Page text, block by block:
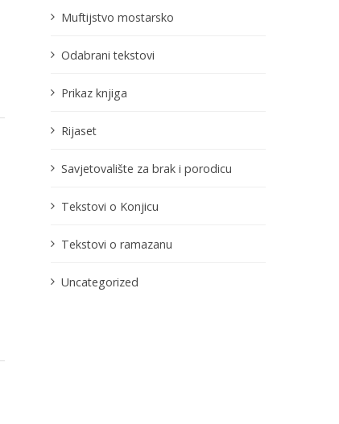
Muftijstvo mostarsko
Odabrani tekstovi
Prikaz knjiga
Rijaset
Savjetovalište za brak i porodicu
Tekstovi o Konjicu
Tekstovi o ramazanu
Uncategorized